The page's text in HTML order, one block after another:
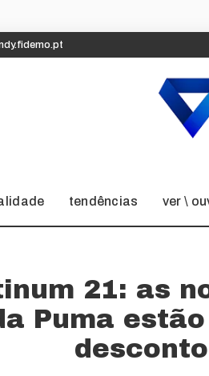
tendências ver \
21: as
Puma
desconto